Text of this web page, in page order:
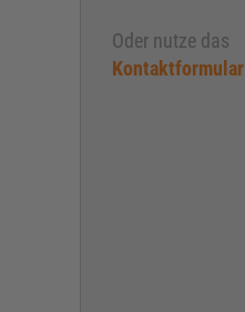
Oder nutze das
Kontaktformular